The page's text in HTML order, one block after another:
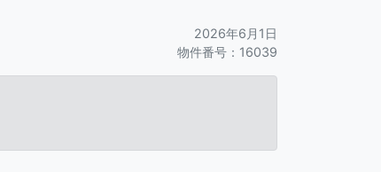
2026年6月1日
物件番号：16039